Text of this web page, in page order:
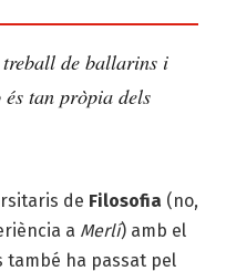
de ballarins i
és tan pròpia dels
de Filosofia (no,
a Merlí) amb el
també ha passat pel